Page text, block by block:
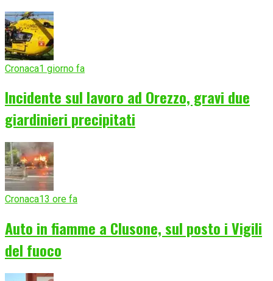
Cronaca1 giorno fa
Incidente sul lavoro ad Orezzo, gravi due
giardinieri precipitati
Cronaca13 ore fa
Auto in fiamme a Clusone, sul posto i Vigili
del fuoco